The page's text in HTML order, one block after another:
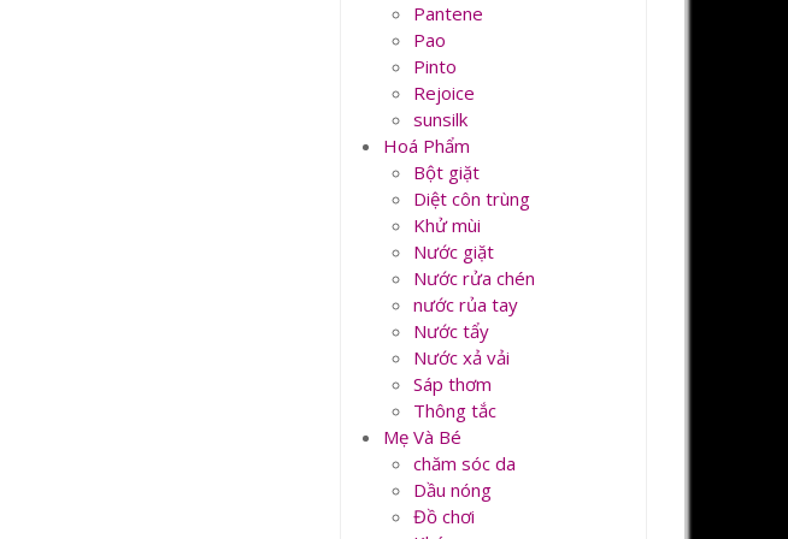
Pantene
Pao
Pinto
Rejoice
sunsilk
Hoá Phẩm
Bột giặt
Diệt côn trùng
Khử mùi
Nước giặt
Nước rửa chén
nước rủa tay
Nước tẩy
Nước xả vải
Sáp thơm
Thông tắc
Mẹ Và Bé
chăm sóc da
Dầu nóng
Đồ chơi